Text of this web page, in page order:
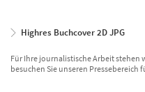
Highres Buchcover 2D JPG
Für Ihre journalistische Arbeit stehen
besuchen Sie unseren